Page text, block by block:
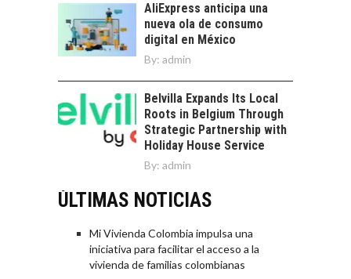
AliExpress anticipa una
nueva ola de consumo
digital en México
By: admin
Belvilla Expands Its Local
Roots in Belgium Through
Strategic Partnership with
Holiday House Service
By: admin
ÚLTIMAS NOTICIAS
Mi Vivienda Colombia impulsa una
iniciativa para facilitar el acceso a la
vivienda de familias colombianas